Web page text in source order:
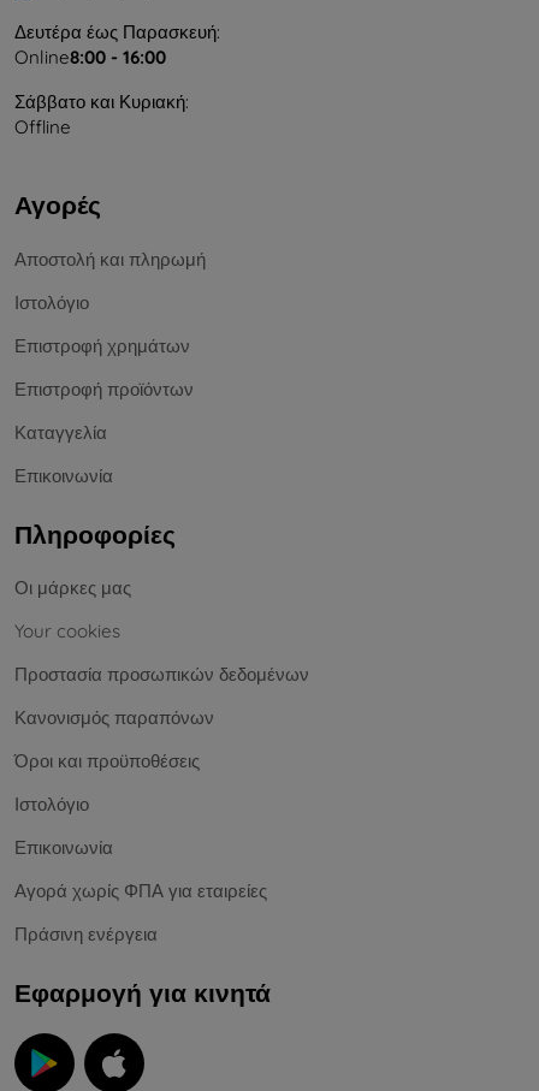
Δευτέρα έως Παρασκευή:
Online8:00 - 16:00
Σάββατο και Κυριακή:
Offline
Αγορές
Αποστολή και πληρωμή
Ιστολόγιο
Επιστροφή χρημάτων
Επιστροφή προϊόντων
Καταγγελία
Επικοινωνία
Πληροφορίες
Οι μάρκες μας
Your cookies
Προστασία προσωπικών δεδομένων
Κανονισμός παραπόνων
Όροι και προϋποθέσεις
Ιστολόγιο
Επικοινωνία
Αγορά χωρίς ΦΠΑ για εταιρείες
Πράσινη ενέργεια
Εφαρμογή για κινητά